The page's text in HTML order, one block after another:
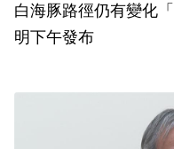
白海豚路徑仍有變化
明下午發布